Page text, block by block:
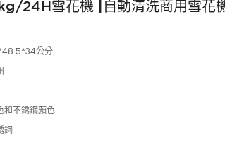
24H雪花機 |自動清洗商用雪花
公分
和不銹鋼顏色
鋼